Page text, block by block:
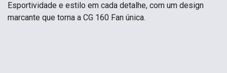
Esportividade e estilo em cada detalhe, com um design
marcante que torna a CG 160 Fan única.